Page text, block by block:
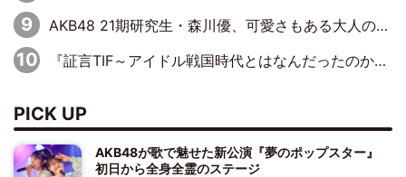
AKB48 21期研究生・森川優、可愛さもある大人の女性に
『証言TIF～アイドル戦国時代とはなんだったのか～』第10回：さくら学院・武藤彩未×飯田らうら「正直、中3で辞めるというのを信じてなくて。そう言われてはいたけど、嘘でしょって」
PICK UP
AKB48が歌で魅せた新公演『夢のポップスター』
初日から全身全霊のステージ